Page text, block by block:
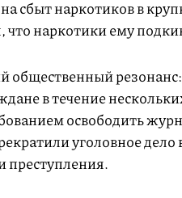
сбыт наркотиков в
что наркотики ему
общественный
в течение
освободить
уголовное дело
преступления.